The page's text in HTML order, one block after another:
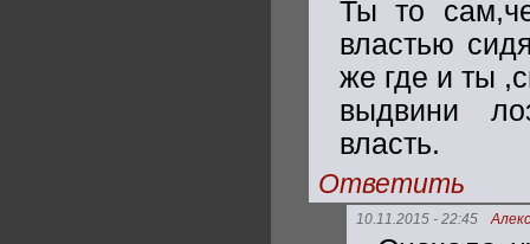
Ты то
властью
же где и ты
выдвини
власть.
Ответить
10.11.2015 - 22:45